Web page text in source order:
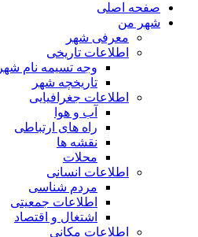
صفحه اصلی
شهر من
معرفی شهر
اطلاعات تاریخی
وجه تسیمه نام شهر
تاریخچه شهر
اطلاعات جغرافیایی
آب و هوا
راه های ارتباطی
نقشه ها
محلات
اطلاعات انسانی
مردم شناسی
اطلاعات جمعیتی
اشتغال و اقتصاد
اطلاعات مکانی